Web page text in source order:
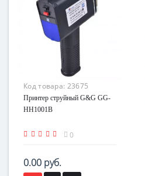
Код товара: 23675
Принтер струйный G&G GG-
HH1001B
0
0.00 руб.